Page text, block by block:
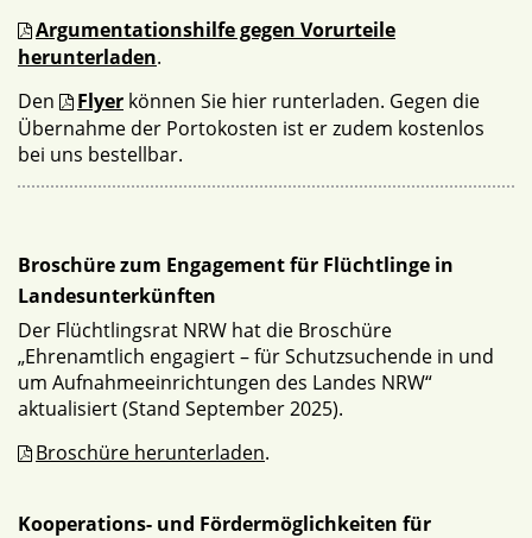
Argumentationshilfe gegen Vorurteile
herunterladen.
Den
Flyer können Sie hier runterladen. Gegen die
Übernahme der Portokosten ist er zudem kostenlos
bei uns bestellbar.
Broschüre zum Engagement für Flüchtlinge in
Landesunterkünften
Der Flüchtlingsrat NRW hat die Broschüre
„Ehrenamtlich engagiert – für Schutzsuchende in und
um Aufnahmeeinrichtungen des Landes NRW“
aktualisiert (Stand September 2025).
Broschüre herunterladen.
Kooperations- und Fördermöglichkeiten für